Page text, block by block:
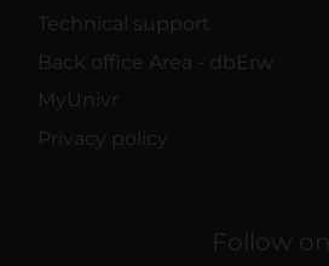
Technical support
Back office Area - dbErw
MyUnivr
Privacy policy
Follow on